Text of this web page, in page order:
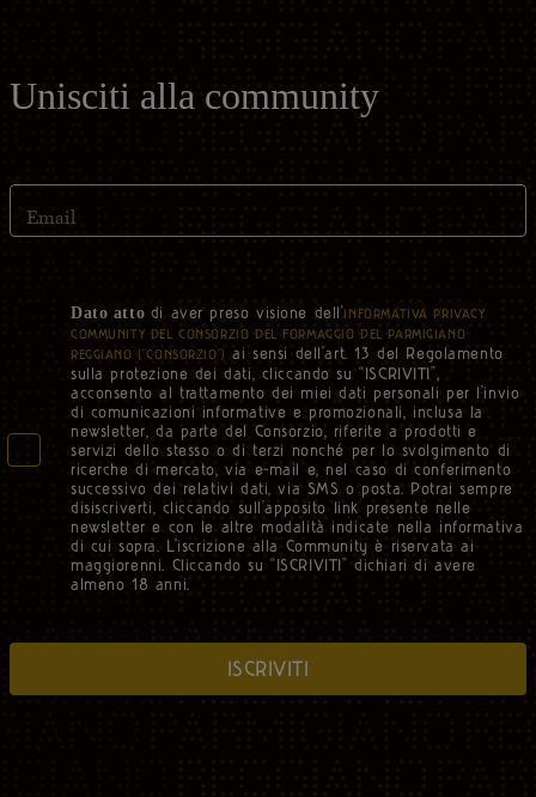
Unisciti alla community
Email
Dato atto di aver preso visione dell'INFORMATIVA PRIVACY
COMMUNITY DEL CONSORZIO DEL FORMAGGIO DEL PARMIGIANO
REGGIANO (“CONSORZIO”) ai sensi dell'art. 13 del Regolamento
sulla protezione dei dati, cliccando su “ISCRIVITI”,
acconsento al trattamento dei miei dati personali per l’invio
di comunicazioni informative e promozionali, inclusa la
newsletter, da parte del Consorzio, riferite a prodotti e
servizi dello stesso o di terzi nonché per lo svolgimento di
ricerche di mercato, via e-mail e, nel caso di conferimento
successivo dei relativi dati, via SMS o posta. Potrai sempre
disiscriverti, cliccando sull’apposito link presente nelle
newsletter e con le altre modalità indicate nella informativa
di cui sopra. L’iscrizione alla Community è riservata ai
maggiorenni. Cliccando su “ISCRIVITI” dichiari di avere
almeno 18 anni.
ISCRIVITI